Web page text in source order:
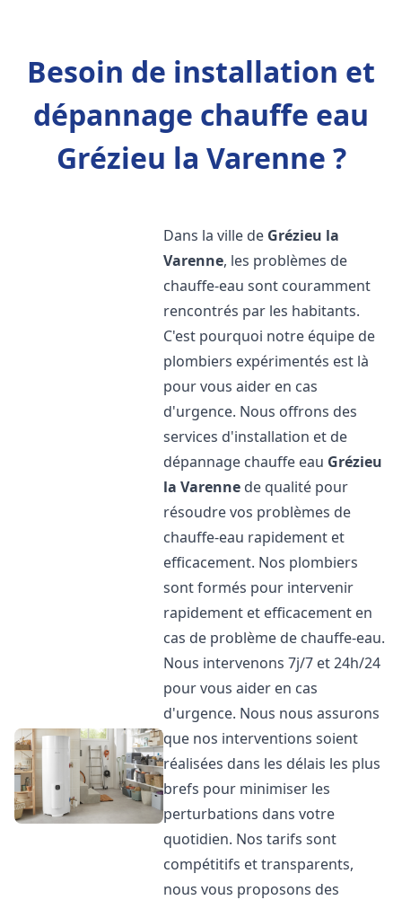
Besoin de installation et
dépannage chauffe eau
Grézieu la Varenne ?
Dans la ville de Grézieu la
Varenne, les problèmes de
chauffe-eau sont couramment
rencontrés par les habitants.
C'est pourquoi notre équipe de
plombiers expérimentés est là
pour vous aider en cas
d'urgence. Nous offrons des
services d'installation et de
dépannage chauffe eau Grézieu
la Varenne de qualité pour
résoudre vos problèmes de
chauffe-eau rapidement et
efficacement. Nos plombiers
sont formés pour intervenir
rapidement et efficacement en
cas de problème de chauffe-eau.
Nous intervenons 7j/7 et 24h/24
pour vous aider en cas
d'urgence. Nous nous assurons
que nos interventions soient
réalisées dans les délais les plus
brefs pour minimiser les
perturbations dans votre
quotidien. Nos tarifs sont
compétitifs et transparents,
nous vous proposons des